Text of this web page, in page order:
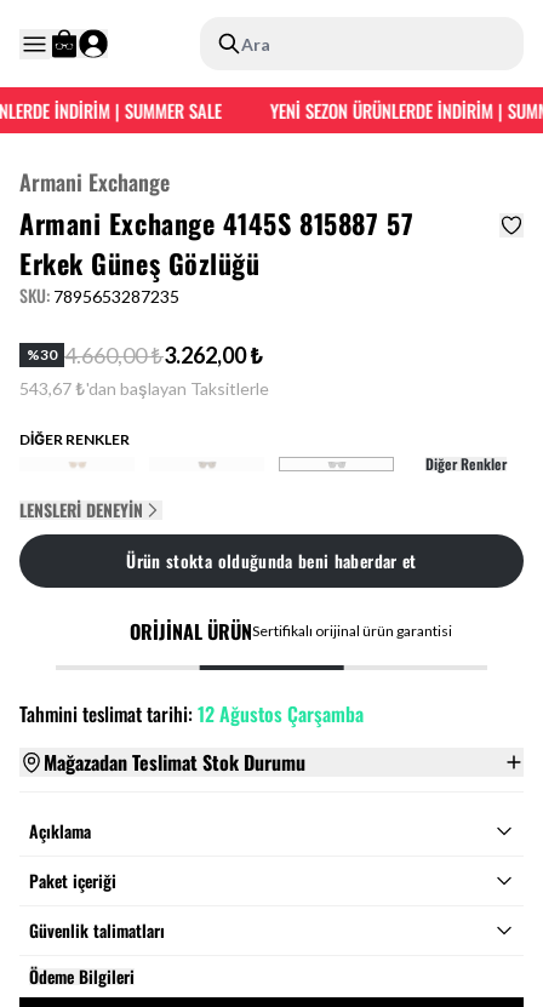
Ara
İNDİRİM | SUMMER SALE YENİ SEZON ÜRÜNLERDE İNDİRİM |
Armani Exchange
Armani Exchange 4145S 815887 57
Erkek Güneş Gözlüğü
SKU: 7895653287235
%30 4.660,00 ₺3.262,00 ₺
543,67 ₺'dan başlayan Taksitlerle
DİĞER RENKLER
Diğer Renkler
LENSLERI DENEYIN
Ürün stokta olduğunda beni haberdar et
ORİJİNAL ÜRÜNSertifikalı orijinal ürün garantisi
Tahmini teslimat tarihi:12 Ağustos Çarşamba
Mağazadan Teslimat Stok Durumu
Açıklama
Paket içeriği
Güvenlik talimatları
Ödeme Bilgileri